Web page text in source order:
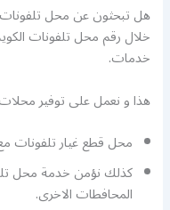
خلال رقم محل تلفونات
خدمات.
هذا و نعمل على توفير
محل قطع غيار تلفونات
كذلك نؤمن خدمة محل
المحافطات الاخرى.